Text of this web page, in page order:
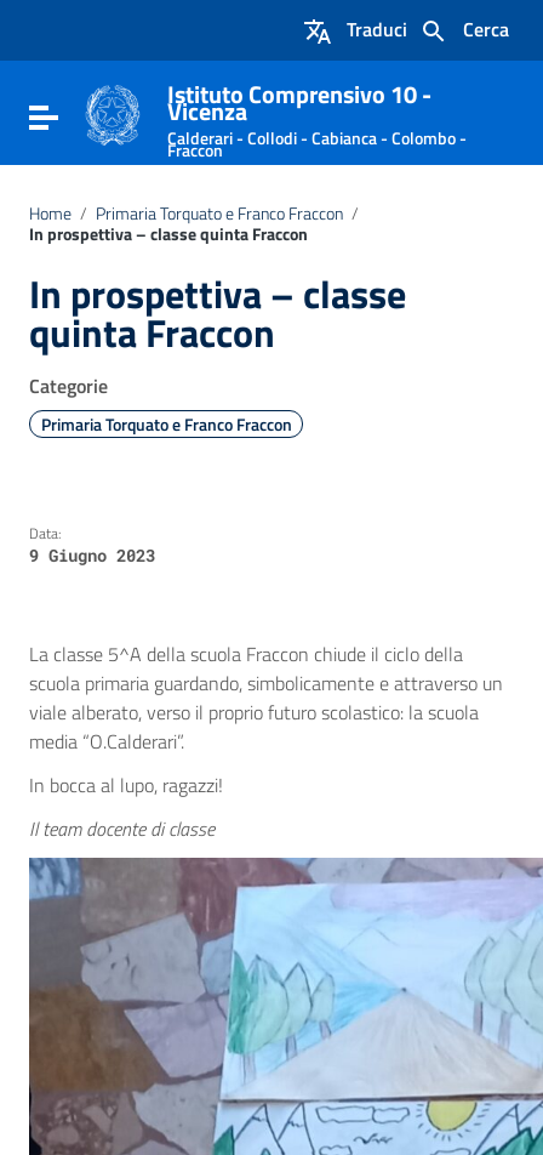
Vai al footer
Cerca
Traduci
Attiva / disattiva la navigazione
Istituto Comprensivo 10 -
Vicenza
Calderari - Collodi - Cabianca - Colombo -
Fraccon
Home / Primaria Torquato e Franco Fraccon /
In prospettiva – classe quinta Fraccon
In prospettiva – classe
quinta Fraccon
Categorie
Primaria Torquato e Franco Fraccon
Data:
9 Giugno 2023
La classe 5^A della scuola Fraccon chiude il ciclo della
scuola primaria guardando, simbolicamente e attraverso un
viale alberato, verso il proprio futuro scolastico: la scuola
media “O.Calderari”.
In bocca al lupo, ragazzi!
Il team docente di classe